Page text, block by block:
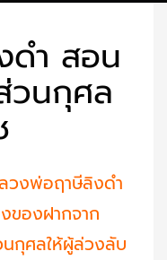
ดำ สอน
นกุศล
วงพ่อฤาษีลิงดำ
ของฝากจาก
กุศลให้ผู้ล่วงลับ